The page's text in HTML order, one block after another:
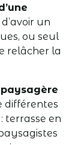
un
ou seul
relâcher la
différentes
terrasse en